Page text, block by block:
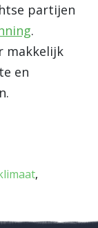
partijen
.
makkelijk
en